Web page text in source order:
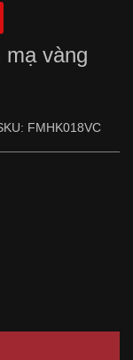
mạ vàng
FMHK018VC